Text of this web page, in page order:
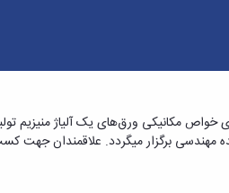
با عنوان: تأثیرات
- دانشکده فنی و مهندسی
خواص مکانیکی ورق‌های یک آلیاژ